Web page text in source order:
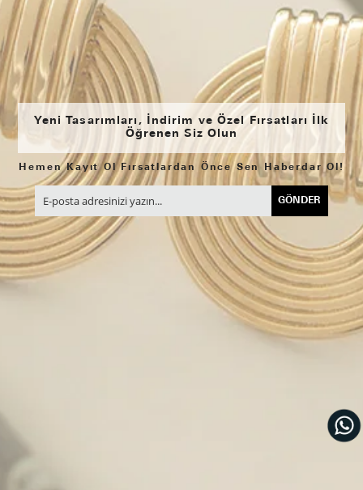
Yeni Tasarımları, İndirim ve Özel Fırsatları İlk
Öğrenen Siz Olun
Hemen Kayıt Ol Fırsatlardan Önce Sen Haberdar Ol!
GÖNDER